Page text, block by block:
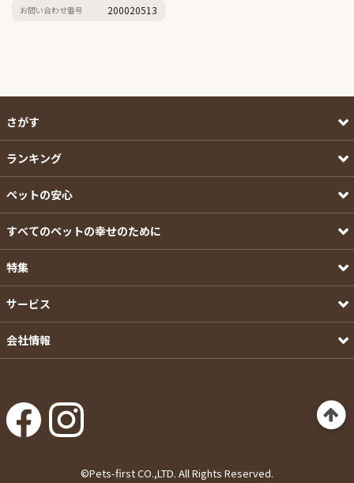
お問い合わせ番号 200020513
さがす
ランキング
ペットの安心
すべてのペットの幸せのために
特集
サービス
会社情報
©Pets-first CO.,LTD. All Rights Reserved.